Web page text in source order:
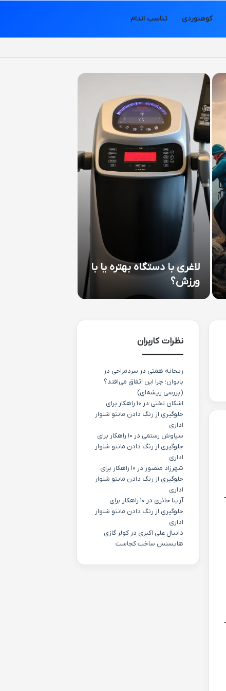
کوهنوردی تناسب اندام
لاغری با دستگاه بهتره یا با
ورزش؟
نظرات کاربران
ریحانه همتی در سردمزاجی در
بانوان؛ چرا این اتفاق می‌افتد؟
(بررسی ریشه‌ای)
اشکان تختی در
۱۰ راهکار برای
جلوگیری از رنگ دادن مانتو شلوار
اداری
سیاوش رستمی در
۱۰ راهکار برای
جلوگیری از رنگ دادن مانتو شلوار
اداری
شهرزاد منصور در
۱۰ راهکار برای
جلوگیری از رنگ دادن مانتو شلوار
اداری
آزیتا حائری در
۱۰ راهکار برای
جلوگیری از رنگ دادن مانتو شلوار
اداری
دانیال علی اکبری در کولر گازی
هایسنس ساخت کجاست